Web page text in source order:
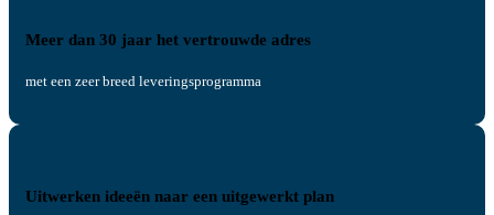
Meer dan 30 jaar het vertrouwde adres
met een zeer breed leveringsprogramma
Uitwerken ideeën naar een uitgewerkt plan